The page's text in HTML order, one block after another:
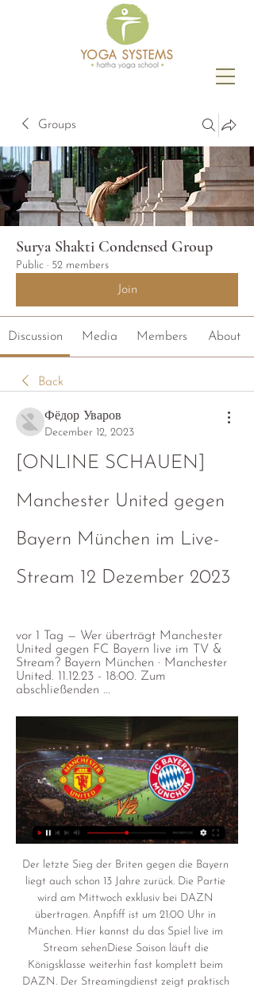
Groups
Surya Shakti Condensed Group
Public · 52 members
Join
Discussion Media Members About
Back
Фёдор Уваров
December 12, 2023
[ONLINE SCHAUEN]
Manchester United gegen
Bayern München im Live-
Stream 12 Dezember 2023
vor 1 Tag — Wer überträgt Manchester
United gegen FC Bayern live im TV &
Stream? Bayern München · Manchester
United. 11.12.23 - 18:00. Zum
abschließenden ...
Der letzte Sieg der Briten gegen die Bayern
liegt auch schon 13 Jahre zurück. Die Partie
wird am Mittwoch exklusiv bei DAZN
übertragen. Anpfiff ist um 21:00 Uhr in
München. Hier kannst du das Spiel live im
Stream sehenDiese Saison läuft die
Königsklasse weiterhin fast komplett beim
DAZN. Der Streamingdienst zeigt praktisch